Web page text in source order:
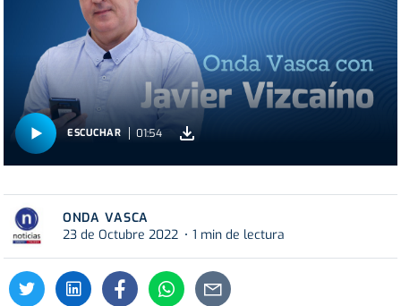
ESCUCHAR 01:54
ONDA VASCA
23 de Octubre 2022
1 min de lectura